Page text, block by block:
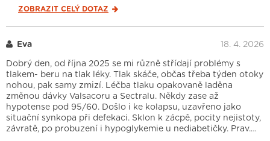
ZOBRAZIT CELÝ DOTAZ
Eva 18. 4. 2026
Dobrý den, od října 2025 se mi různě střídají problémy s
tlakem- beru na tlak léky. Tlak skáče, občas třeba týden otoky
nohou, pak samy zmizí. Léčba tlaku opakovaně laděna
změnou dávky Valsacoru a Sectralu. Někdy zase až
hypotense pod 95/60. Došlo i ke kolapsu, uzavřeno jako
situační synkopa při defekaci. Sklon k zácpě, pocity nejistoty,
závratě, po probuzení i hypoglykemie u nediabetičky. Prav.…